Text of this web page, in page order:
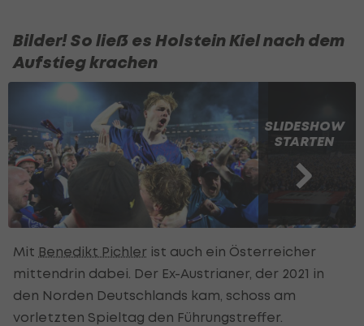
Bilder! So ließ es Holstein Kiel nach dem
Aufstieg krachen
SLIDESHOW
STARTEN
Mit Benedikt Pichler ist auch ein Österreicher
mittendrin dabei. Der Ex-Austrianer, der 2021 in
den Norden Deutschlands kam, schoss am
vorletzten Spieltag den Führungstreffer.